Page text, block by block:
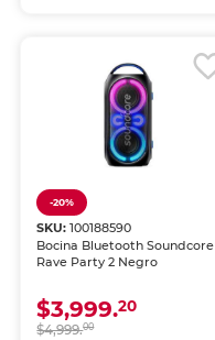
-20%
SKU:100188590
Bocina Bluetooth Soundcore
Rave Party 2 Negro
$3,999.20
$4,999.00